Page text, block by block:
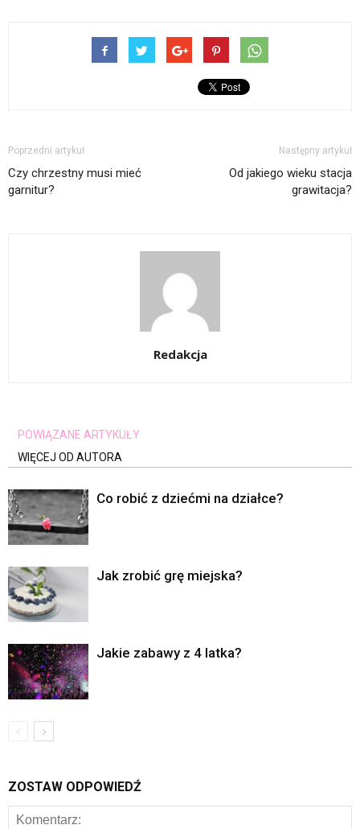
Poprzedni artykuł
Czy chrzestny musi mieć
garnitur?
Następny artykuł
Od jakiego wieku stacja
grawitacja?
Redakcja
POWIĄZANE ARTYKUŁY
WIĘCEJ OD AUTORA
Co robić z dziećmi na działce?
Jak zrobić grę miejska?
Jakie zabawy z 4 latka?
ZOSTAW ODPOWIEDŹ